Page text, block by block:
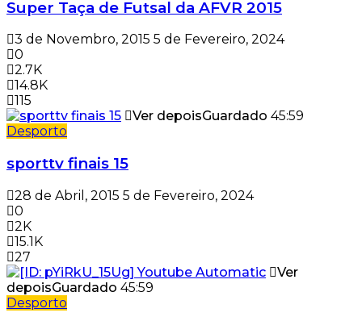
Super Taça de Futsal da AFVR 2015
3 de Novembro, 2015 5 de Fevereiro, 2024
0
2.7K
14.8K
115
Ver depoisGuardado 45:59
Desporto
sporttv finais 15
28 de Abril, 2015 5 de Fevereiro, 2024
0
2K
15.1K
27
Ver
depoisGuardado 45:59
Desporto